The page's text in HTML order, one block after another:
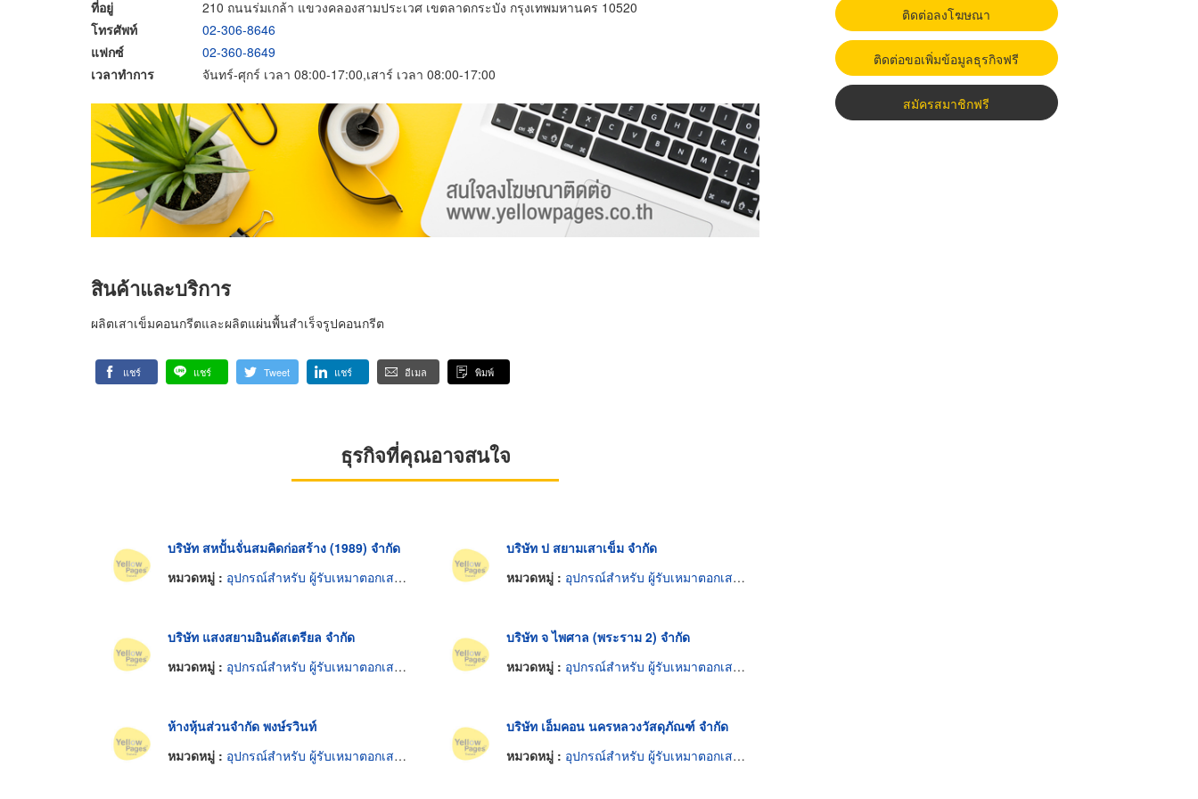
ที่อยู่
210 ถนนร่มเกล้า แขวงคลองสามประเวศ เขตลาดกระบัง กรุงเทพมหานคร 10520
โทรศัพท์
02-306-8646
แฟกซ์
02-360-8649
เวลาทำการ
จันทร์-ศุกร์ เวลา 08:00-17:00,เสาร์ เวลา 08:00-17:00
สินค้าและบริการ
ผลิตเสาเข็มคอนกรีตและผลิตแผ่นพื้นสำเร็จรูปคอนกรีต
แชร์ แชร์ Tweet แชร์ อีเมล พิมพ์
ธุรกิจที่คุณอาจสนใจ
บริษัท สหปั้นจั่นสมคิดก่อสร้าง (1989) จำกัด
หมวดหมู่ : อุปกรณ์สำหรับ ผู้รับเหมาตอกเสาเข็ม
บริษัท ป สยามเสาเข็ม จำกัด
หมวดหมู่ : อุปกรณ์สำหรับ ผู้รับเหมาตอกเสาเข็ม
บริษัท แสงสยามอินดัสเตรียล จำกัด
หมวดหมู่ : อุปกรณ์สำหรับ ผู้รับเหมาตอกเสาเข็ม
บริษัท จ ไพศาล (พระราม 2) จำกัด
หมวดหมู่ : อุปกรณ์สำหรับ ผู้รับเหมาตอกเสาเข็ม
ห้างหุ้นส่วนจำกัด พงษ์รวินท์
หมวดหมู่ : อุปกรณ์สำหรับ ผู้รับเหมาตอกเสาเข็ม
บริษัท เอ็มคอน นครหลวงวัสดุภัณฑ์ จำกัด
หมวดหมู่ : อุปกรณ์สำหรับ ผู้รับเหมาตอกเสาเข็ม
ติดต่อลงโฆษณา
ติดต่อขอเพิ่มข้อมูลธุรกิจฟรี
สมัครสมาชิกฟรี